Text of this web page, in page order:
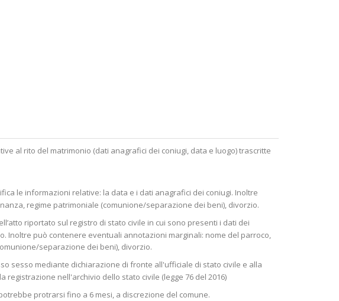
al rito del matrimonio (dati anagrafici dei coniugi, data e luogo) trascritte
le informazioni relative: la data e i dati anagrafici dei coniugi. Inoltre
regime patrimoniale (comunione/separazione dei beni), divorzio.
riportato sul registro di stato civile in cui sono presenti i dati dei
Inoltre può contenere eventuali annotazioni marginali: nome del parroco,
separazione dei beni), divorzio.
sesso mediante dichiarazione di fronte all'ufficiale di stato civile e alla
nell'archivio dello stato civile (legge 76 del 2016)
protrarsi fino a 6 mesi, a discrezione del comune.